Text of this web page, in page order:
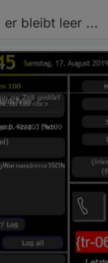
er bleibt leer ...